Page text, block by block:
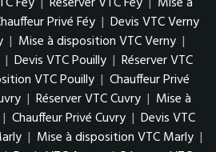
Privé Féy | Devis VTC Verny
| Mise à disposition VTC Verny |
| Devis VTC Pouilly | Réserver VTC
VTC Pouilly | Chauffeur Privé
| Réserver VTC Cuvry | Mise à
| Chauffeur Privé Cuvry | Devis VTC
| Mise à disposition VTC Marly |